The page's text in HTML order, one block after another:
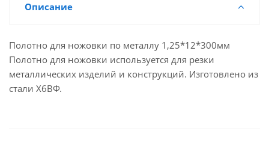
Описание
Полотно для ножовки по металлу 1,25*12*300мм
Полотно для ножовки используется для резки
металлических изделий и конструкций. Изготовлено из
стали Х6ВФ.